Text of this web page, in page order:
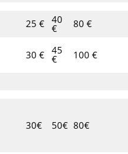
25 € 40
€
80 €
30 € 45
€ 100 €
30€ 50€ 80€